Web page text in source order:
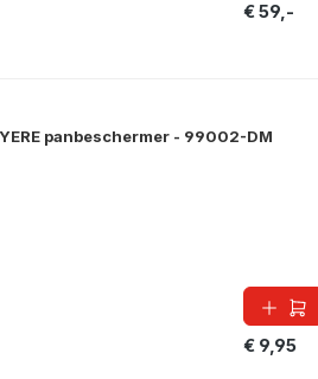
€ 59,-
panbeschermer - 99002-DM
€ 9,95